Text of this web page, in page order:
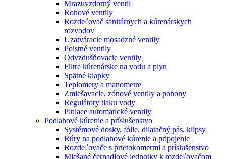
Mrazuvzdorný ventil
Rohové ventily
Rozdeľovač sanitárnych a kúrenárskych
rozvodov
Uzatváracie mosadzné ventily
Poistné ventily
Odvzdušňovacie ventily
Filtre kúrenárske na vodu a plyn
Spätné klapky
Teplomery a manometre
Zmiešavacie, zónové ventily a pohony
Regulátory tlaku vody
Plniace automatické ventily
Podlahové kúrenie a príslušenstvo
Systémové dosky, fólie, dilatačný pás, klipsy
Rúry na podlahové kúrenie a pripojenie
Rozdeľovače s prietokomermi a príslušenstvo
Miešané čerpadlové jednotky k rozdeľovačom